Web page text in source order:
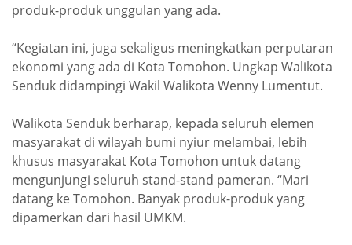
produk-produk unggulan yang ada.
“Kegiatan ini, juga sekaligus meningkatkan perputaran
ekonomi yang ada di Kota Tomohon. Ungkap Walikota
Senduk didampingi Wakil Walikota Wenny Lumentut.
Walikota Senduk berharap, kepada seluruh elemen
masyarakat di wilayah bumi nyiur melambai, lebih
khusus masyarakat Kota Tomohon untuk datang
mengunjungi seluruh stand-stand pameran. “Mari
datang ke Tomohon. Banyak produk-produk yang
dipamerkan dari hasil UMKM.